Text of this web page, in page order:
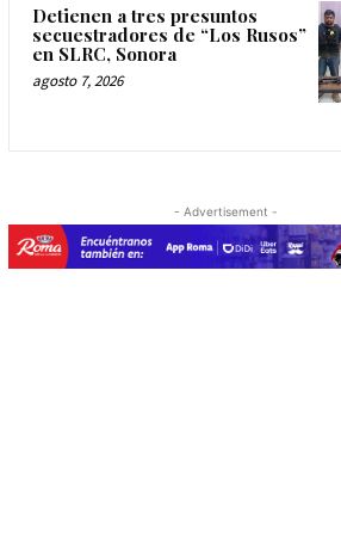
Detienen a tres presuntos
secuestradores de “Los Rusos”
en SLRC, Sonora
agosto 7, 2026
- Advertisement -